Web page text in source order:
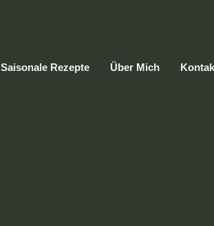
Saisonale Rezepte Über Mich